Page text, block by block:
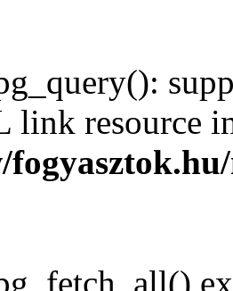
link resource